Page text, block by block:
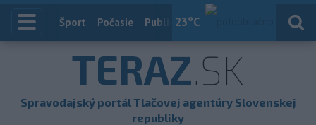
23°C
Index
Šport Počasie Publicistika
TERAZ.SK
Spravodajský portál Tlačovej agentúry Slovenskej
republiky